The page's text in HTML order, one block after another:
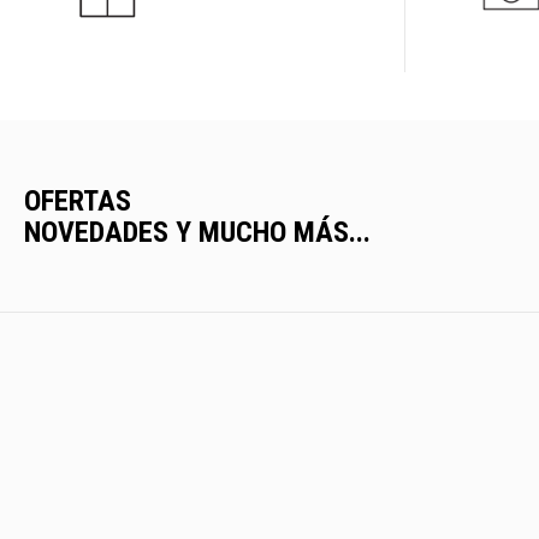
OFERTAS
NOVEDADES Y MUCHO MÁS...